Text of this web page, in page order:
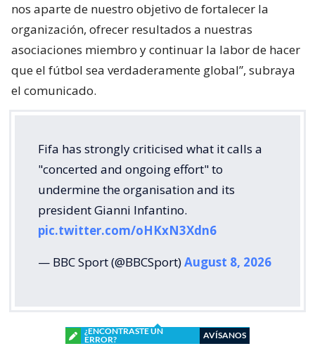
nos aparte de nuestro objetivo de fortalecer la
organización, ofrecer resultados a nuestras
asociaciones miembro y continuar la labor de hacer
que el fútbol sea verdaderamente global”, subraya
el comunicado.
Fifa has strongly criticised what it calls a
"concerted and ongoing effort" to
undermine the organisation and its
president Gianni Infantino.
pic.twitter.com/oHKxN3Xdn6
— BBC Sport (@BBCSport)August 8, 2026
¿ENCONTRASTE UN
ERROR?
AVÍSANOS